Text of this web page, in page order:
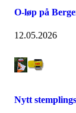
O-løp på
12.05.2026
Nytt